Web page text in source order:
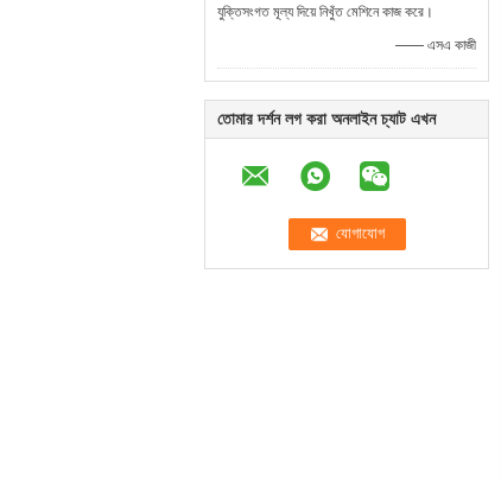
যুক্তিসংগত মূল্য দিয়ে নিখুঁত মেশিনে কাজ করে।
—— এসএ কাজী
তোমার দর্শন লগ করা অনলাইন চ্যাট এখন